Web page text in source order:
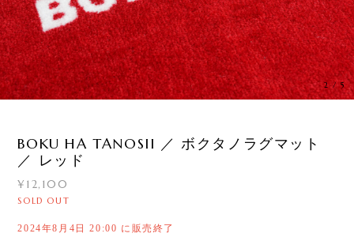
2/5
BOKU HA TANOSII ／ ボクタノラグマット
／ レッド
¥12,100
SOLD OUT
2024年8月4日 20:00 に販売終了